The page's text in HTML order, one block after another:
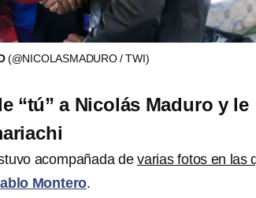
(@NICOLASMADURO / TWI)
“tú” a Nicolás Maduro y le
acompañada devarias fotos en las
Montero.